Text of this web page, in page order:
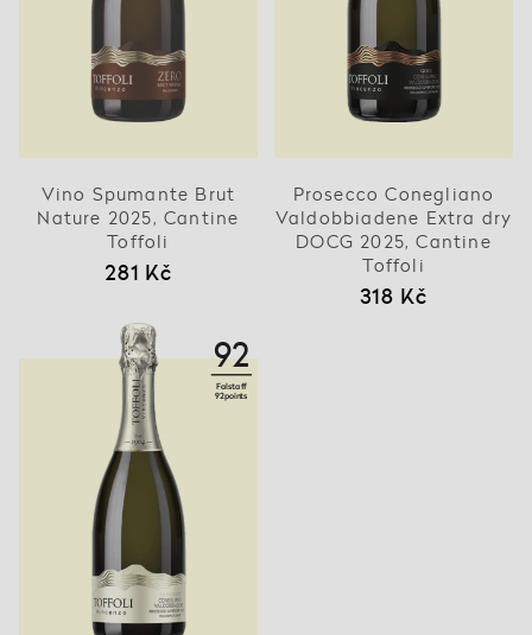
Vino Spumante Brut
Nature 2025, Cantine
Toffoli
281 Kč
Prosecco Conegliano
Valdobbiadene Extra dry
DOCG 2025, Cantine
Toffoli
318 Kč
92
Falstaff
92points